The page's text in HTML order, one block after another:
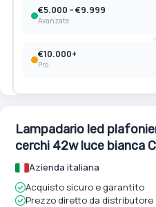
€5.000 – €9.999
Avanzate
€10.000+
Pro
Lampadario led
cerchi 42w luce bianca
Azienda italiana
Acquisto sicuro e garantito
Prezzo diretto da distributore